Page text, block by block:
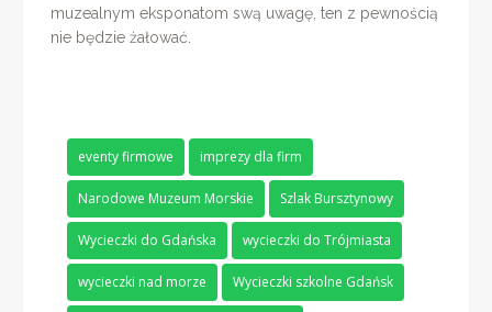
muzealnym eksponatom swą uwagę, ten z pewnością
nie będzie żałować.
eventy firmowe imprezy dla firm
Narodowe Muzeum Morskie Szlak Bursztynowy
Wycieczki do Gdańska wycieczki do Trójmiasta
wycieczki nad morze Wycieczki szkolne Gdańsk